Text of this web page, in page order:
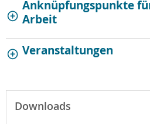
Anknüpfungspunkte
Arbeit
Veranstaltungen
Downloads